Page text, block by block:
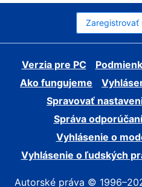
Zaregistrovať
Verzia pre PC
Ako fungujeme
Spravovať
Správa
Vyhlásenie o
Vyhlásenie o ľudských
Autorské práva ©